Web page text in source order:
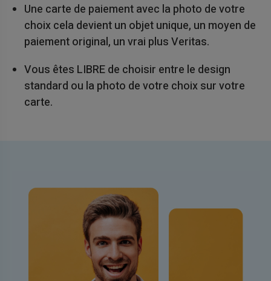
Une carte de paiement avec la photo de votre
choix cela devient un objet unique, un moyen de
paiement original, un vrai plus Veritas.
Vous êtes LIBRE de choisir entre le design
standard ou la photo de votre choix sur votre
carte.